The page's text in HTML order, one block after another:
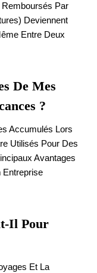
Par
Deviennent
Entre Deux
De Mes
?
Accumulés Lors
Utilisés Pour Des
Avantages
Entreprise
Il Pour
Et La